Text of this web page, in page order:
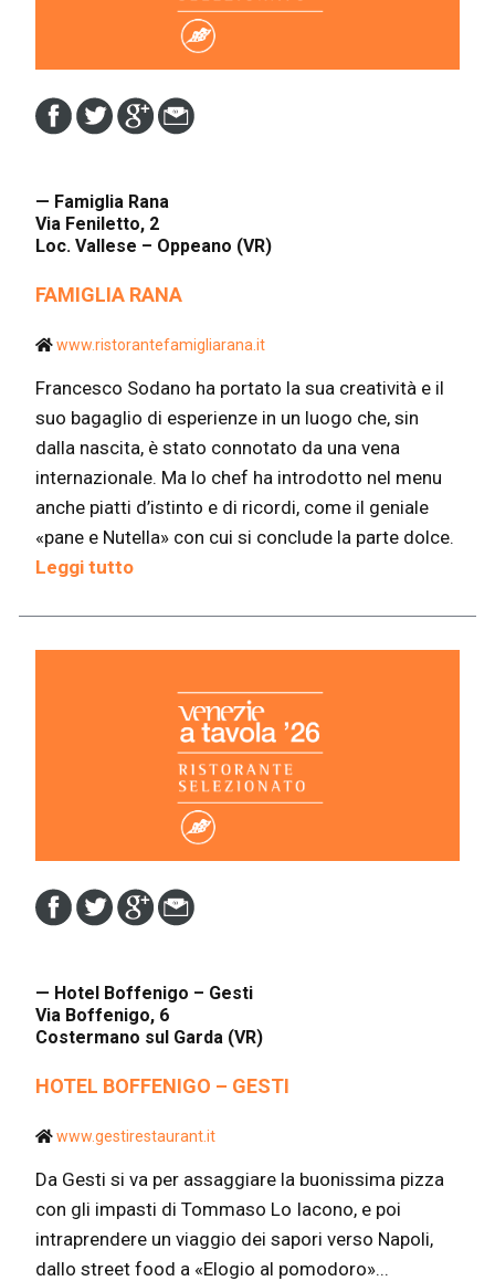
— Famiglia Rana
Via Feniletto, 2
Loc. Vallese – Oppeano (VR)
FAMIGLIA RANA
www.ristorantefamigliarana.it
Francesco Sodano ha portato la sua creatività e il
suo bagaglio di esperienze in un luogo che, sin
dalla nascita, è stato connotato da una vena
internazionale. Ma lo chef ha introdotto nel menu
anche piatti d’istinto e di ricordi, come il geniale
«pane e Nutella» con cui si conclude la parte dolce.
Leggi tutto
— Hotel Boffenigo – Gesti
Via Boffenigo, 6
Costermano sul Garda (VR)
HOTEL BOFFENIGO – GESTI
www.gestirestaurant.it
Da Gesti si va per assaggiare la buonissima pizza
con gli impasti di Tommaso Lo Iacono, e poi
intraprendere un viaggio dei sapori verso Napoli,
dallo street food a «Elogio al pomodoro»...